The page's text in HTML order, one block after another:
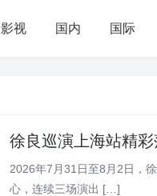
影视 国内 国际
徐良巡演上海站精
2026年7月31日至8月2日，
心，连续三场演出 […]